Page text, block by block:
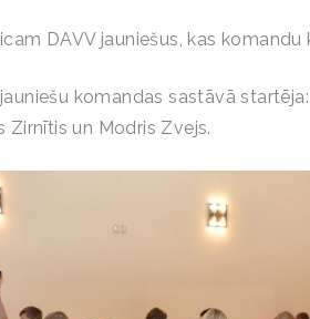
DAVV jauniešus, kas
komandas sastāvā
Zirnītis un Modris Zvejs.